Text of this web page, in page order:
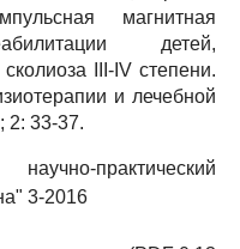
магнитная
детей,
III-IV степени.
и лечебной
2: 33-37.
практический
3-2016